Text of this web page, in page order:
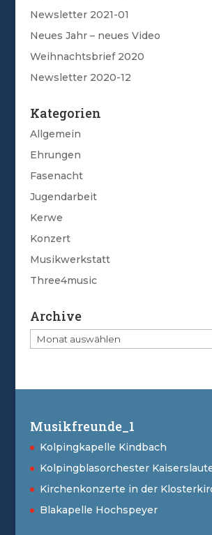
Newsletter 2021-01
Neues Jahr – neues Video
Weihnachtsbrief 2020
Newsletter 2020-12
Kategorien
Allgemein
Ehrungen
Fasenacht
Jugendarbeit
Kerwe
Konzert
Musikwerkstatt
Three4music
Archive
Archive
Musikfreunde_1
Kolpingkapelle Kindbach
Kolpingblasorchester
Kirchenkonzerte in der
Blakapelle Hochspeyer